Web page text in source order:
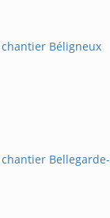
Béligneux